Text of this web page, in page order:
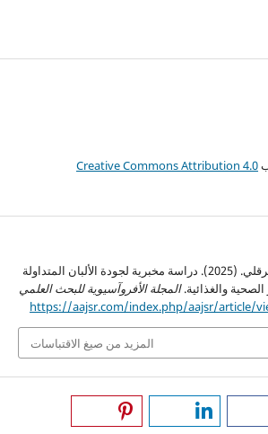
Creative Commons Attribution 4.0
نعيمه إسماعيل حسن البرقلي. (2025). دراسة مخبرية لجودة الألبان المتداولة
والغذائية.المجلة الأفروآسيوية للبحث العلمي
https://aajsr.com/index.php/aajsr/article/
المزيد من صيغ الاقتباسات